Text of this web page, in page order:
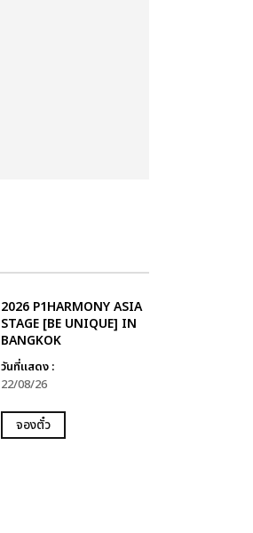
2026 P1HARMONY ASIA
STAGE [BE UNIQUE] IN
BANGKOK
วันที่แสดง :
22/08/26
จองตั๋ว